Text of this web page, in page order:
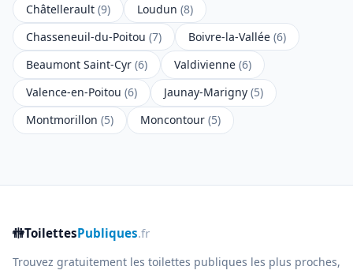
Châtellerault (9) Loudun (8)
Chasseneuil-du-Poitou (7) Boivre-la-Vallée (6)
Beaumont Saint-Cyr (6) Valdivienne (6)
Valence-en-Poitou (6) Jaunay-Marigny (5)
Montmorillon (5) Moncontour (5)
🚻ToilettesPubliques.fr
Trouvez gratuitement les toilettes publiques les plus proches,